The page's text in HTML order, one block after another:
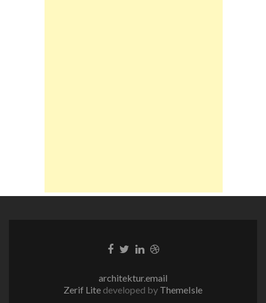
Facebook-
Twitter-
LinkedIn-
Dribble-
architektur.email
Zerif Lite developed by ThemeIsle